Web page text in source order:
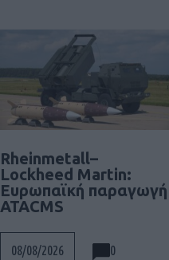
Rheinmetall–
Lockheed Martin:
Ευρωπαϊκή παραγωγή
ATACMS
08/08/2026 0